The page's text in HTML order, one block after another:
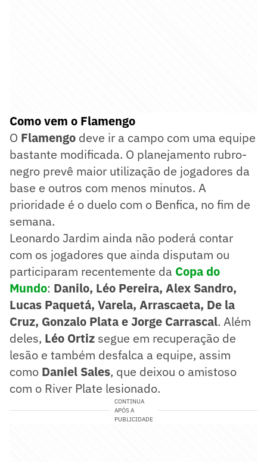
Como vem o Flamengo
O Flamengo deve ir a campo com uma equipe
bastante modificada. O planejamento rubro-
negro prevê maior utilização de jogadores da
base e outros com menos minutos. A
prioridade é o duelo com o Benfica, no fim de
semana.
Leonardo Jardim ainda não poderá contar
com os jogadores que ainda disputam ou
participaram recentemente da Copa do
Mundo: Danilo, Léo Pereira, Alex Sandro,
Lucas Paquetá, Varela, Arrascaeta, De la
Cruz, Gonzalo Plata e Jorge Carrascal. Além
deles, Léo Ortiz segue em recuperação de
lesão e também desfalca a equipe, assim
como Daniel Sales, que deixou o amistoso
com o River Plate lesionado.
CONTINUA
APÓS A
PUBLICIDADE